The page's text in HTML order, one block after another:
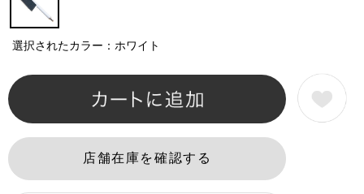
選択されたカラー：ホワイト